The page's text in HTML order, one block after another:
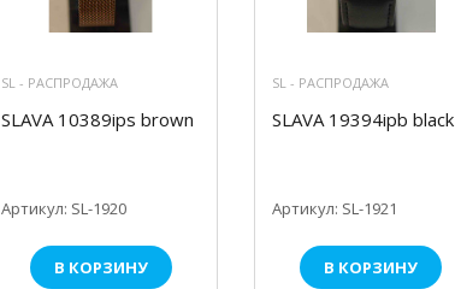
SL - РАСПРОДАЖА
SLAVA 10389ips brown
Артикул: SL-1920
В КОРЗИНУ
SL - РАСПРОДАЖА
SLAVA 19394ipb black
Артикул: SL-1921
В КОРЗИНУ